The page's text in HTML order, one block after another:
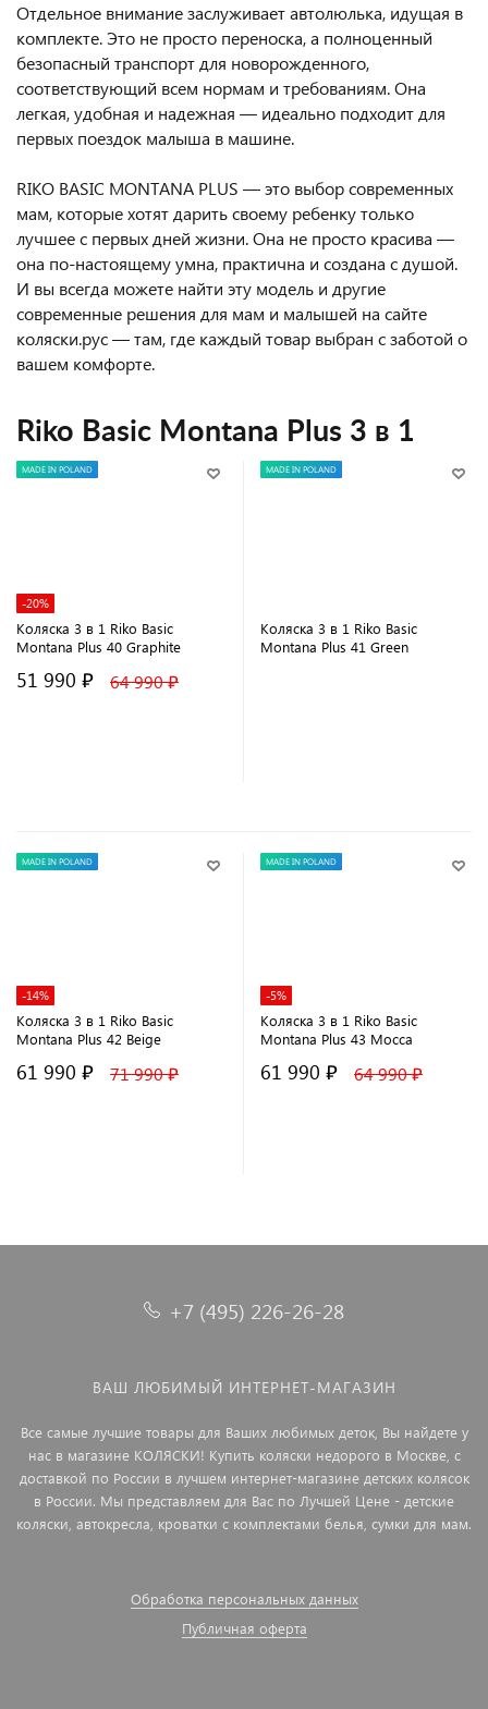
Отдельное внимание заслуживает автолюлька, идущая в
комплекте. Это не просто переноска, а полноценный
безопасный транспорт для новорожденного,
соответствующий всем нормам и требованиям. Она
легкая, удобная и надежная — идеально подходит для
первых поездок малыша в машине.
RIKO BASIC MONTANA PLUS — это выбор современных
мам, которые хотят дарить своему ребенку только
лучшее с первых дней жизни. Она не просто красива —
она по-настоящему умна, практична и создана с душой.
И вы всегда можете найти эту модель и другие
современные решения для мам и малышей на сайте
коляски.рус — там, где каждый товар выбран с заботой о
вашем комфорте.
Riko Basic Montana Plus 3 в 1
MADE IN POLAND
-20%
Коляска 3 в 1 Riko Basic
Montana Plus 40 Graphite
51 990 ₽ 64 990 ₽
MADE IN POLAND
Коляска 3 в 1 Riko Basic
Montana Plus 41 Green
MADE IN POLAND
-14%
Коляска 3 в 1 Riko Basic
Montana Plus 42 Beige
61 990 ₽ 71 990 ₽
MADE IN POLAND
-5%
Коляска 3 в 1 Riko Basic
Montana Plus 43 Mocca
61 990 ₽ 64 990 ₽
+7 (495) 226-26-28
ВАШ ЛЮБИМЫЙ ИНТЕРНЕТ-МАГАЗИН
Все самые лучшие товары для Ваших любимых деток, Вы найдете у
нас в магазине КОЛЯСКИ! Купить коляски недорого в Москве, с
доставкой по России в лучшем интернет-магазине детских колясок
в России. Мы представляем для Вас по Лучшей Цене - детские
коляски, автокресла, кроватки с комплектами белья, сумки для мам.
Обработка персональных данных
Публичная оферта